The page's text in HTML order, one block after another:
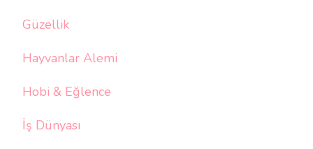
Güzellik
Hayvanlar Alemi
Hobi & Eğlence
İş Dünyası